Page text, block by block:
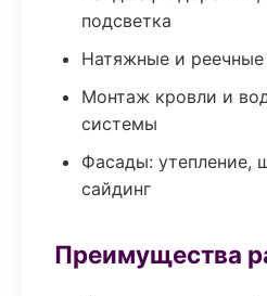
подсветка
Натяжные и реечные
Монтаж кровли и
системы
Фасады: утепление,
сайдинг
Преимущества